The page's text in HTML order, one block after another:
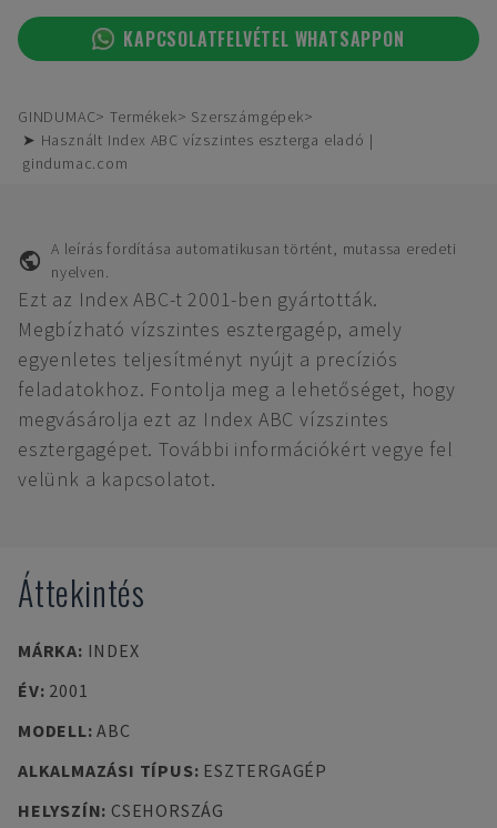
KAPCSOLATFELVÉTEL WHATSAPPON
GINDUMAC Termékek
Szerszámgépek
➤ Használt Index ABC vízszintes eszterga eladó |
gindumac.com
A leírás fordítása automatikusan történt, mutassa eredeti
nyelven.
Ezt az Index ABC-t 2001-ben gyártották.
Megbízható vízszintes esztergagép, amely
egyenletes teljesítményt nyújt a precíziós
feladatokhoz. Fontolja meg a lehetőséget, hogy
megvásárolja ezt az Index ABC vízszintes
esztergagépet. További információkért vegye fel
velünk a kapcsolatot.
Áttekintés
MÁRKA: INDEX
ÉV: 2001
MODELL:ABC
ALKALMAZÁSI TÍPUS: ESZTERGAGÉP
HELYSZÍN: CSEHORSZÁG